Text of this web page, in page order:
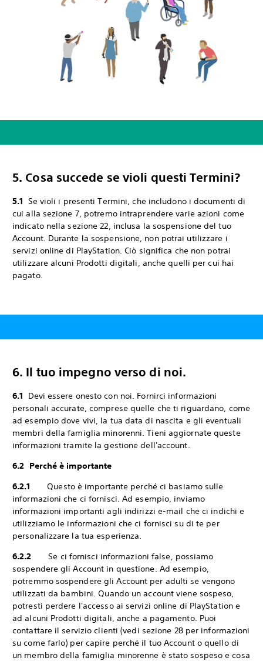
5. Cosa succede se violi questi Termini?
5.1 Se violi i presenti Termini, che includono i documenti di
cui alla sezione 7, potremo intraprendere varie azioni come
indicato nella sezione 22, inclusa la sospensione del tuo
Account. Durante la sospensione, non potrai utilizzare i
servizi online di PlayStation. Ciò significa che non potrai
utilizzare alcuni Prodotti digitali, anche quelli per cui hai
pagato.
6. Il tuo impegno verso di noi.
6.1 Devi essere onesto con noi. Fornirci informazioni
personali accurate, comprese quelle che ti riguardano, come
ad esempio dove vivi, la tua data di nascita e gli eventuali
membri della famiglia minorenni. Tieni aggiornate queste
informazioni tramite la gestione dell'account.
6.2 Perché è importante
6.2.1Questo è importante perché ci basiamo sulle
informazioni che ci fornisci. Ad esempio, inviamo
informazioni importanti agli indirizzi e-mail che ci indichi e
utilizziamo le informazioni che ci fornisci su di te per
personalizzare la tua esperienza.
6.2.2Se ci fornisci informazioni false, possiamo
sospendere gli Account in questione. Ad esempio,
potremmo sospendere gli Account per adulti se vengono
utilizzati da bambini. Quando un account viene sospeso,
potresti perdere l'accesso ai servizi online di PlayStation e
ad alcuni Prodotti digitali, anche a pagamento. Puoi
contattare il servizio clienti (vedi sezione 28 per informazioni
su come farlo) per capire perché il tuo Account o quello di
un membro della famiglia minorenne è stato sospeso e cosa